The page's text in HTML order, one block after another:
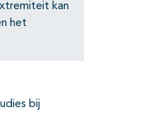
kan
het
bij